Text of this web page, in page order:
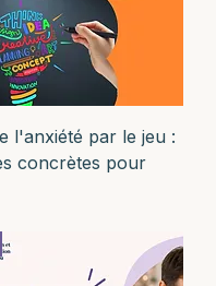
l'anxiété par le jeu :
concrètes pour